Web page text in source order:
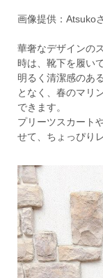
画像提供：Atsuko
華奢なデザインの
時は、靴下を履い
明るく清潔感のあ
となく、春のマリ
できます。
プリーツスカート
せて、ちょっぴり